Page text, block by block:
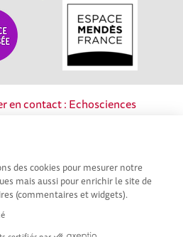
des cookies pour mesurer notre
mais aussi pour enrichir le site de
(commentaires et widgets).
en contact : Echosciences
et industrielle de la région.
de confidentialité|CGU